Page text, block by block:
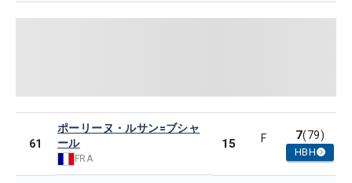
61
ポーリーヌ・ルサン=ブシャ
ール
FRA
15 F 7(79)
HBH